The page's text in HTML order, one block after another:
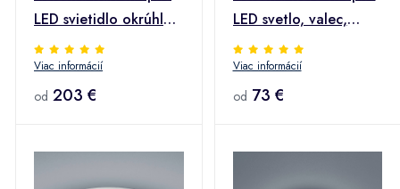
LED svietidlo okrúhle
čierna
Viac informácií
od 203 €
LED svetlo, valec,
chróm
Viac informácií
od 73 €